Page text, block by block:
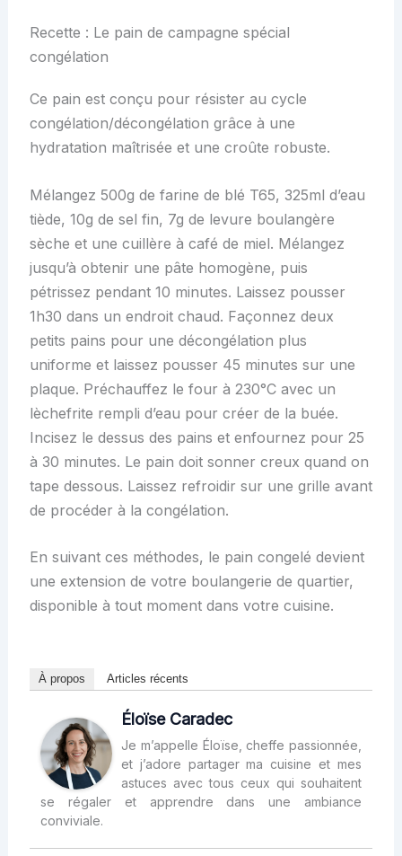
Recette : Le pain de campagne spécial
congélation
Ce pain est conçu pour résister au cycle
congélation/décongélation grâce à une
hydratation maîtrisée et une croûte robuste.
Mélangez 500g de farine de blé T65, 325ml d’eau
tiède, 10g de sel fin, 7g de levure boulangère
sèche et une cuillère à café de miel. Mélangez
jusqu’à obtenir une pâte homogène, puis
pétrissez pendant 10 minutes. Laissez pousser
1h30 dans un endroit chaud. Façonnez deux
petits pains pour une décongélation plus
uniforme et laissez pousser 45 minutes sur une
plaque. Préchauffez le four à 230°C avec un
lèchefrite rempli d’eau pour créer de la buée.
Incisez le dessus des pains et enfournez pour 25
à 30 minutes. Le pain doit sonner creux quand on
tape dessous. Laissez refroidir sur une grille avant
de procéder à la congélation.
En suivant ces méthodes, le pain congelé devient
une extension de votre boulangerie de quartier,
disponible à tout moment dans votre cuisine.
À propos Articles récents
Éloïse Caradec
Je m’appelle Éloïse, cheffe passionnée,
et j’adore partager ma cuisine et mes
astuces avec tous ceux qui souhaitent
se régaler et apprendre dans une ambiance
conviviale.